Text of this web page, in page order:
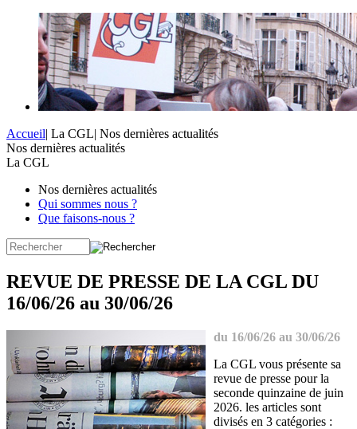
Accueil| La CGL| Nos dernières actualités
Nos dernières actualités
La CGL
Nos dernières actualités
Qui sommes nous ?
Que faisons-nous ?
REVUE DE PRESSE DE LA CGL DU
16/06/26 au 30/06/26
du 16/06/26 au 30/06/26
La CGL vous présente sa
revue de presse pour la
seconde quinzaine de juin
2026. les articles sont
divisés en 3 catégories :